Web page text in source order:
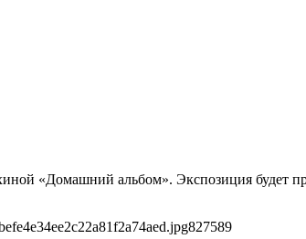
«Домашний альбом». Экспозиция будет
827589